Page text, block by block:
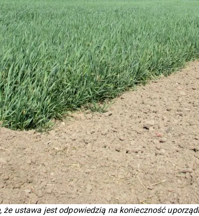
że ustawa jest odpowiedzią na konieczność